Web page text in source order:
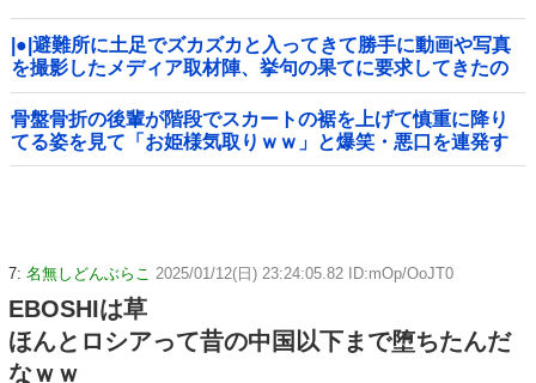
|●|避難所に土足でズカズカと入ってきて勝手に動画や写真
を撮影したメディア取材陣、挙句の果てに要求してきたの
は……
骨盤骨折の後輩が階段でスカートの裾を上げて慎重に降り
てる姿を見て「お姫様気取りｗｗ」と爆笑・悪口を連発す
る社内彼女！事故背景を知りながらマウントと嫉妬で嘲笑
7: 名無しどんぶらこ 2025/01/12(日) 23:24:05.82 ID:mOp/OoJT0
EBOSHIは草
ほんとロシアって昔の中国以下まで堕ちたんだ
なｗｗ